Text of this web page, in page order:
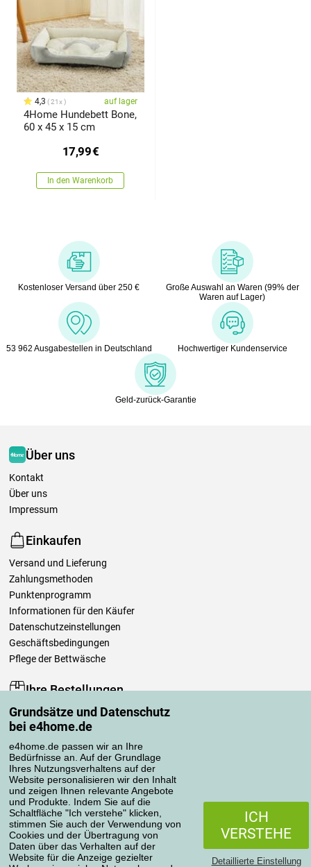
Grundsätze und Datenschutz
bei e4home.de
e4home.de passen wir an Ihre
Bedürfnisse an. Auf der Grundlage
Ihres Nutzungsverhaltens auf der
Website personalisieren wir den Inhalt
und zeigen Ihnen relevante Angebote
und Produkte. Indem Sie auf die
Schaltfläche "Ich verstehe" klicken,
stimmen Sie auch der Verwendung von
Cookies und der Übertragung von
Daten über das Verhalten auf der
Website für die Anzeige gezielter
ICH
VERSTEHE
Detaillierte Einstellung
4,3 21x auf lager
4Home Hundebett Bone,
60 x 45 x 15 cm
17,99€
In den Warenkorb
Kostenloser Versand über 250 €
Große Auswahl an Waren (99% der
Waren auf Lager)
53 962 Ausgabestellen in Deutschland Hochwertiger Kundenservice
Geld-zurück-Garantie
Über uns
Kontakt
Über uns
Impressum
Einkaufen
Versand und Lieferung
Zahlungsmethoden
Punktenprogramm
Informationen für den Käufer
Datenschutzeinstellungen
Geschäftsbedingungen
Pflege der Bettwäsche
Ihre Bestellungen
Mein Konto
Bestellübersicht
Reklamationen
Widerrufsbelehrung
Einfach mehr wissen
Richtlinien zur Verarbeitung von Bewertungen
Transportarten